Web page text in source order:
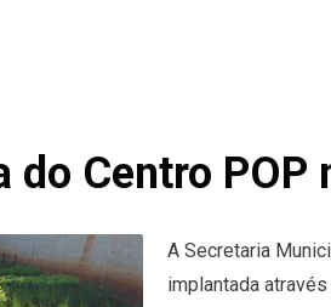
do Centro
A Secretaria
implantada